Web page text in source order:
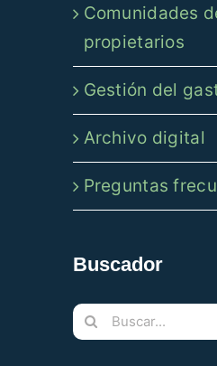
Comunidades
propietarios
Gestión del
Archivo digital
Preguntas
Buscador
Buscar: